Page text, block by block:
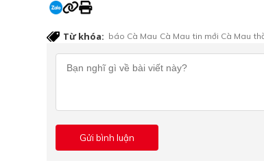
Từ khóa: báo Cà Mau Cà Mau tin mới Cà Mau